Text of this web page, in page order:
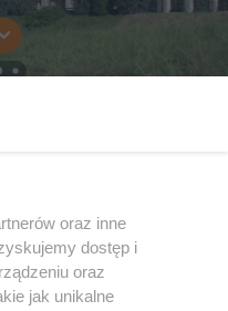
oraz inne
dostęp i
oraz
jak unikalne